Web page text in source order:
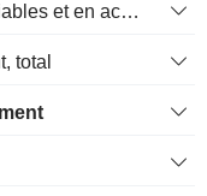
Investissements en titres négociables et en actions, total
total